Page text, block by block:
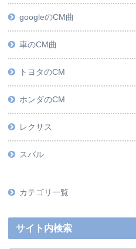
googleのCM曲
車のCM曲
トヨタのCM
ホンダのCM
レクサス
スバル
カテゴリ一覧
サイト内検索